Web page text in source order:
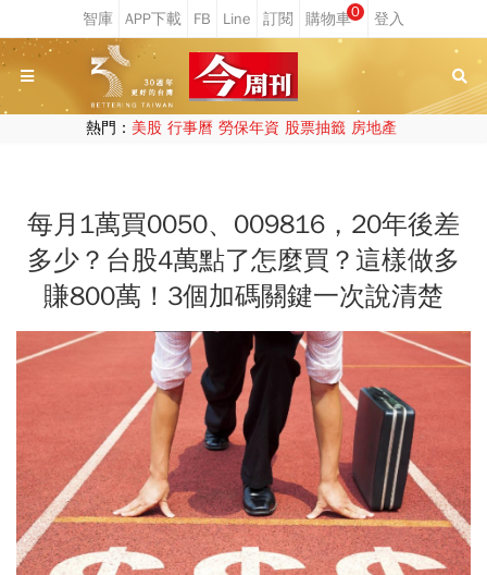
0
熱門： 美股 行事曆 勞保年資 股票抽籤 房地產
每月1萬買0050、009816，20年後差
多少？台股4萬點了怎麼買？這樣做多
賺800萬！3個加碼關鍵一次說清楚